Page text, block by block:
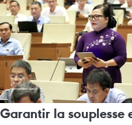
Garantir la